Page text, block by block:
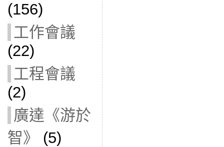
(156)
工作會議
(22)
工程會議
(2)
廣達《游於
智》
(5)